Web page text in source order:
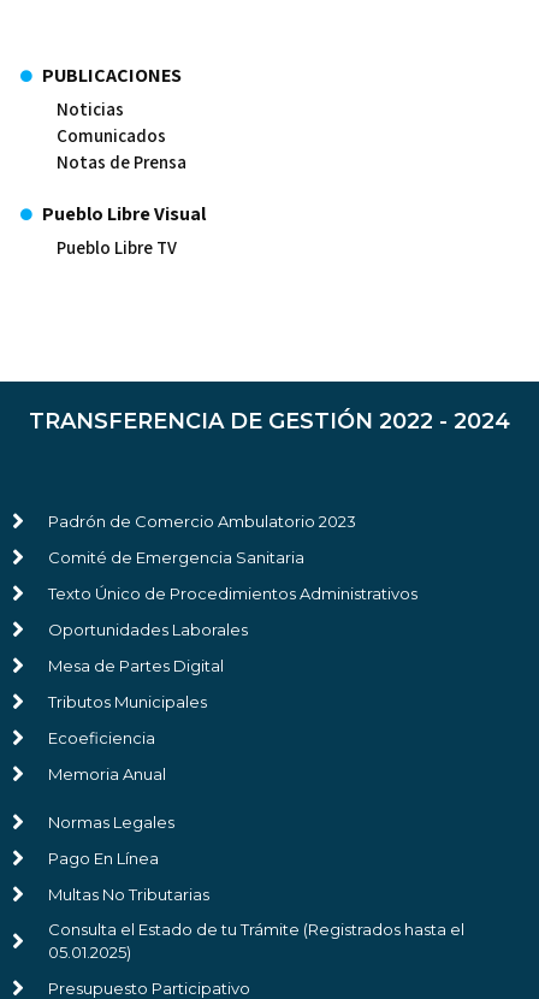
PUBLICACIONES
Noticias
Comunicados
Notas de Prensa
Pueblo Libre Visual
Pueblo Libre TV
TRANSFERENCIA DE GESTIÓN 2022 - 2024
Padrón de Comercio Ambulatorio 2023
Comité de Emergencia Sanitaria
Texto Único de Procedimientos Administrativos
Oportunidades Laborales
Mesa de Partes Digital
Tributos Municipales
Ecoeficiencia
Memoria Anual
Normas Legales
Pago En Línea
Multas No Tributarias
Consulta el Estado de tu Trámite (Registrados hasta el
05.01.2025)
Presupuesto Participativo